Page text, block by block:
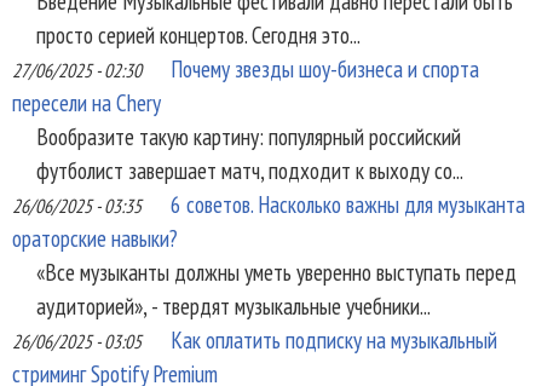
просто серией концертов. Сегодня это...
27/06/2025 - 02:30
Почему звезды шоу-бизнеса и спорта
пересели на Chery
Вообразите такую картину: популярный российский
футболист завершает матч, подходит к выходу со...
26/06/2025 - 03:35
6 советов. Насколько важны для музыканта
ораторские навыки?
«Все музыканты должны уметь уверенно выступать перед
аудиторией», - твердят музыкальные учебники...
26/06/2025 - 03:05
Как оплатить подписку на музыкальный
стриминг Spotify Premium